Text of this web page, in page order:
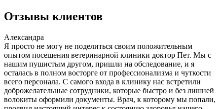
Отзывы клиентов
Александра
Я просто не могу не поделиться своим положительным
опытом посещения ветеринарной клиники доктор Пет. Мы с
нашим пушистым другом, пришли на обследование, и я
осталась в полном восторге от профессионализма и чуткости
всего персонала. С самого входа в клинику нас встретили
доброжелательные сотрудники, которые быстро и без лишней
волокиты оформили документы. Врач, к которому мы попали,